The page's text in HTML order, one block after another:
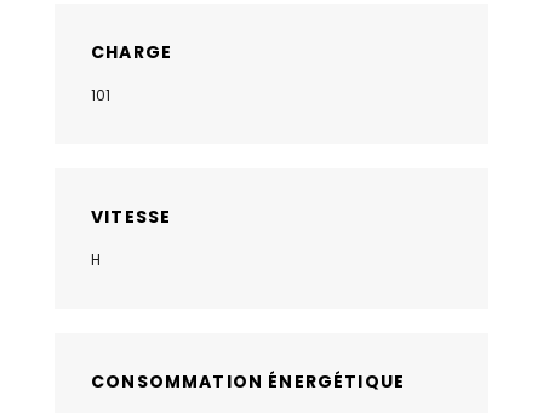
CHARGE
101
VITESSE
H
CONSOMMATION ÉNERGÉTIQUE